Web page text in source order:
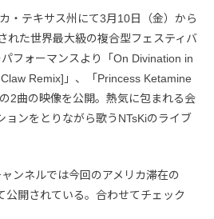
・テキサス州にて3月10日（金）から
れた世界最大級の複合型フェスティバ
フォーマンスより「On Divination in
Remix]」、「Princess Ketamine
2曲の映像を公開。熱気に包まれる会
ョンをとりながら歌うNTsKiのライブ
ンネルでは今回のアメリカ滞在の
公開されている。合わせてチェック